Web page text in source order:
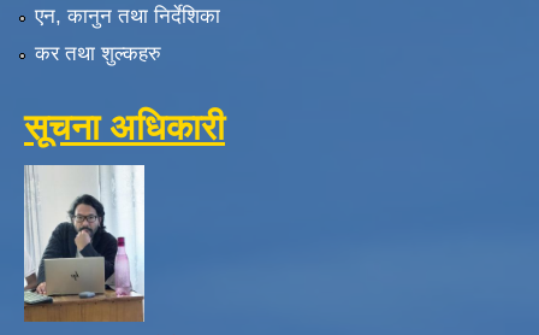
एन, कानुन तथा निर्देशिका
कर तथा शुल्कहरु
सूचना अधिकारी